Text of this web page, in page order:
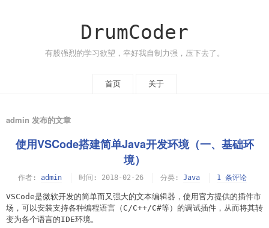
DrumCoder
有股强烈的学习欲望，幸好我自制力强，压下去了。
首页 关于
admin 发布的文章
使用VSCode搭建简单Java开发环境（一、基础环
境）
作者: admin 时间: 2018-02-26 分类: Java 1 条评论
VSCode是微软开发的简单而又强大的文本编辑器，使用官方提供的插件市
场，可以安装支持各种编程语言（C/C++/C#等）的调试插件，从而将其转
变为各个语言的IDE环境。